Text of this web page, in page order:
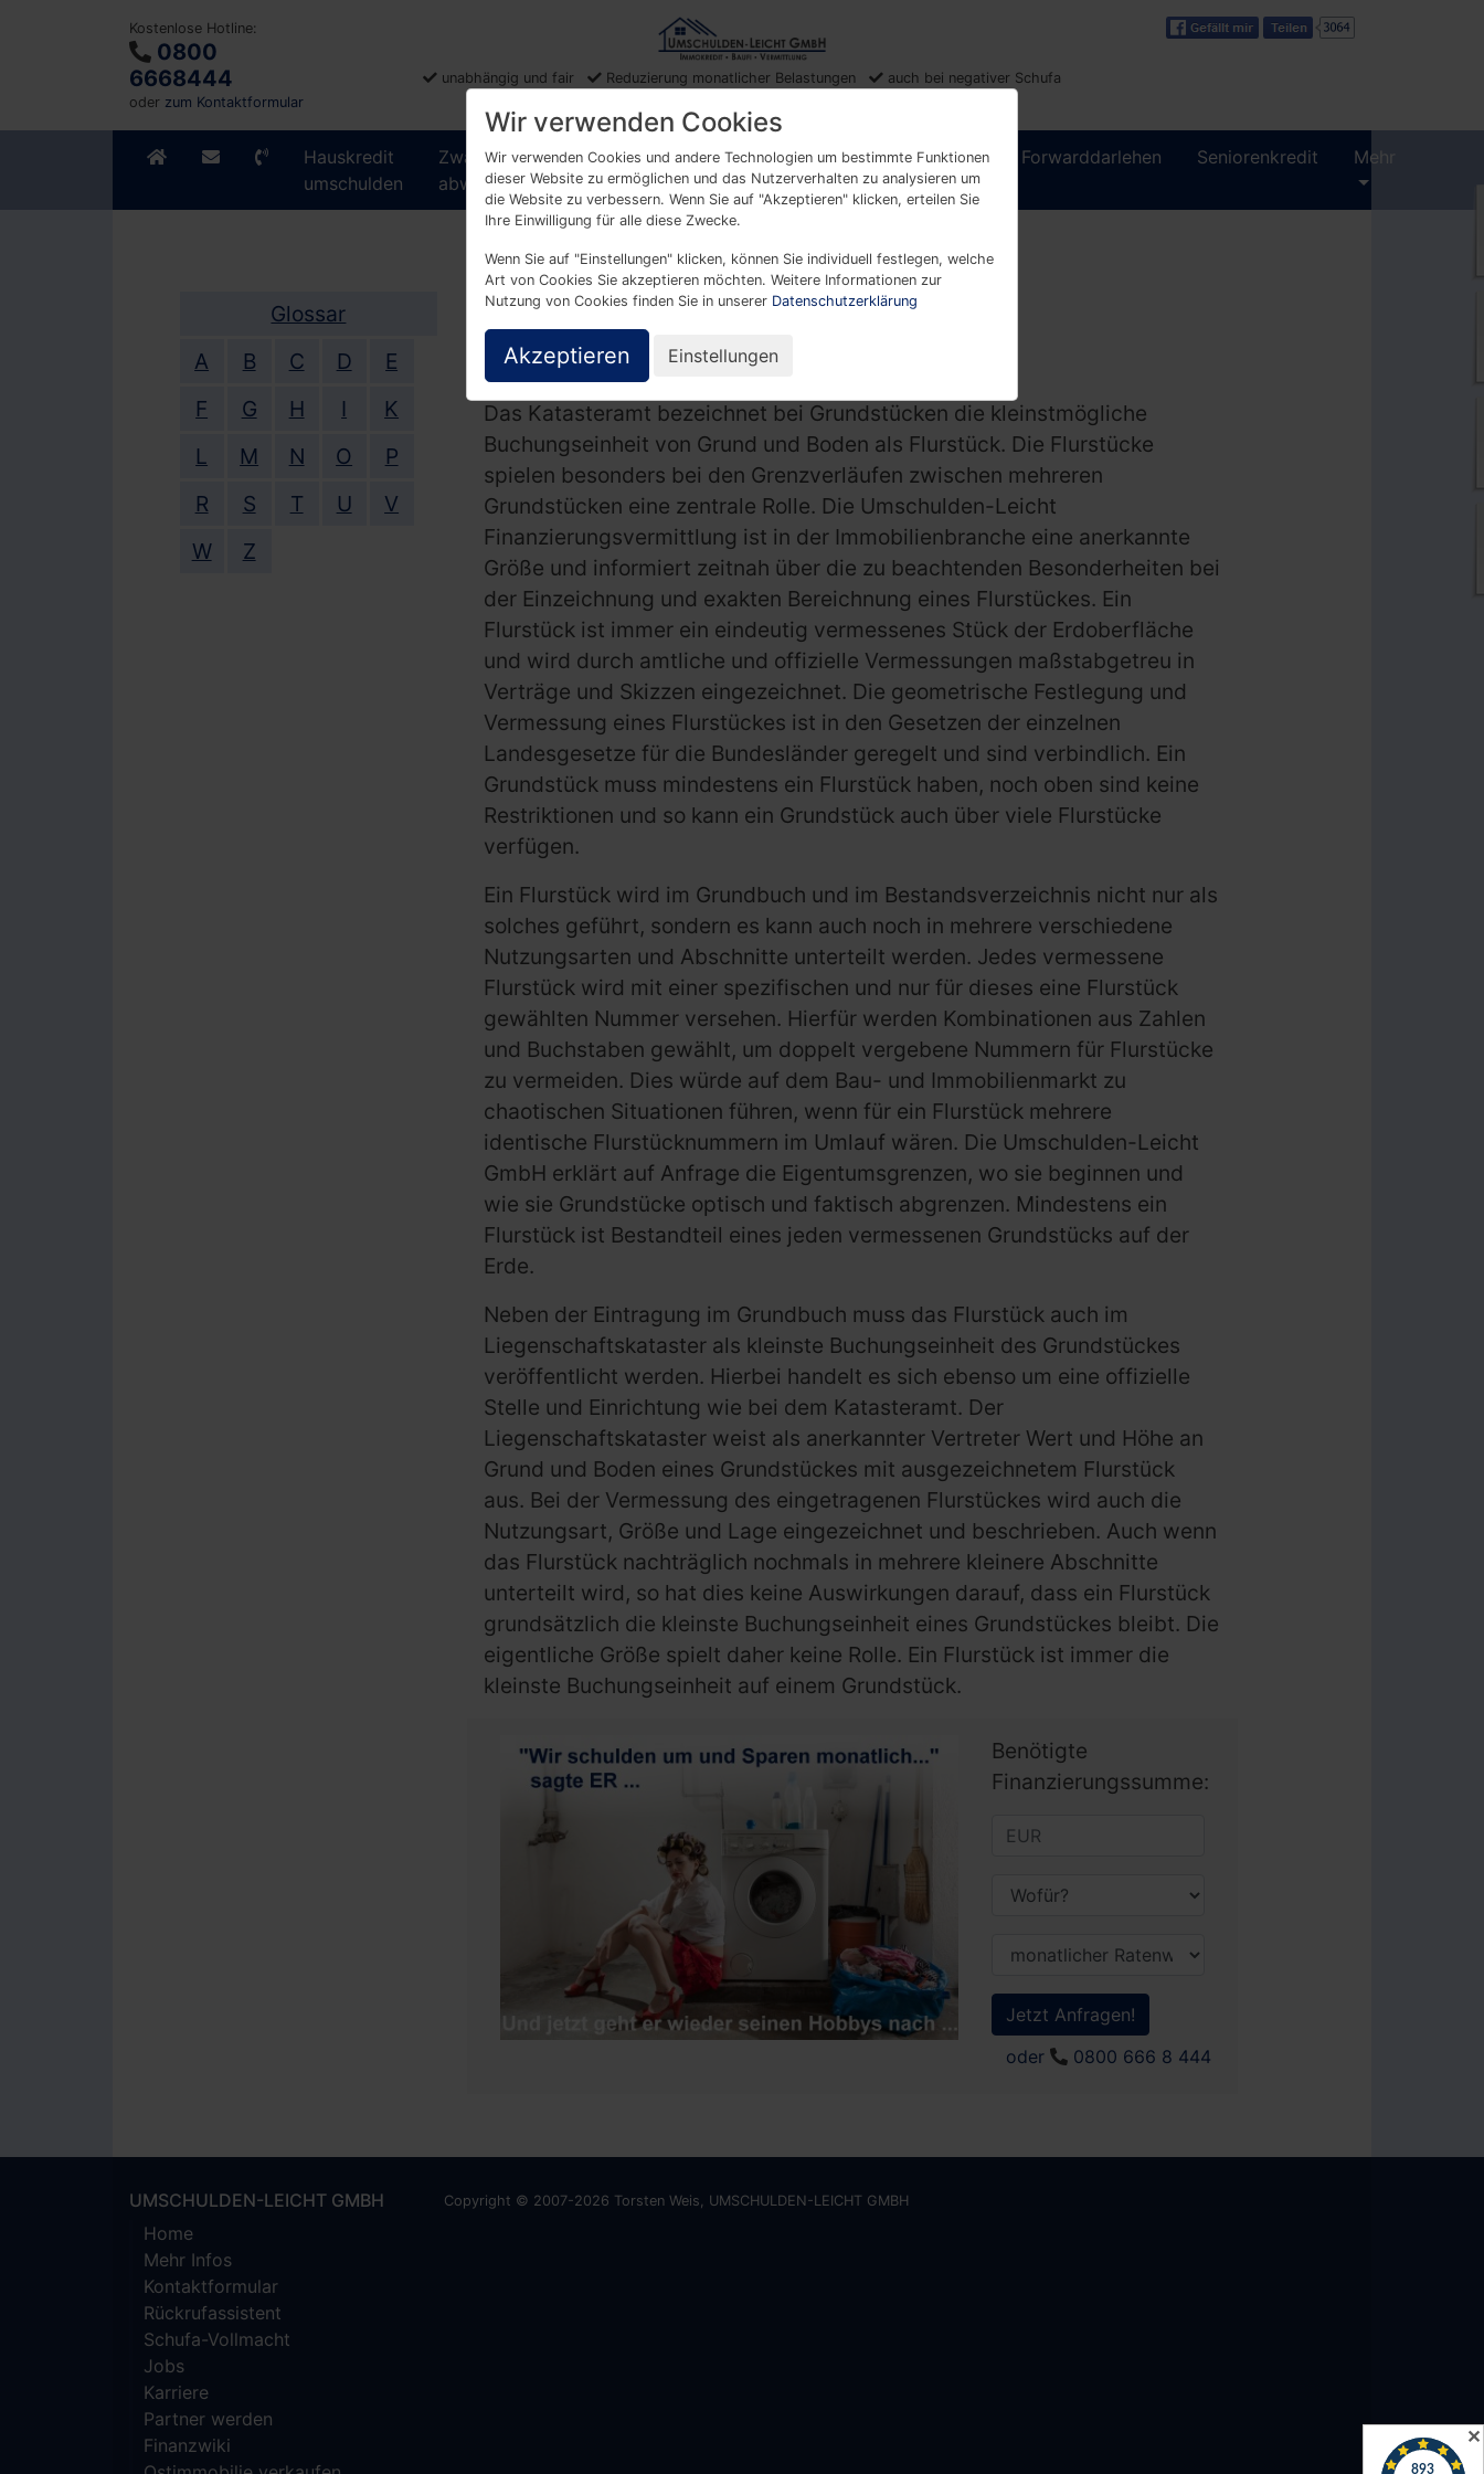
Kostenlose Hotline:
0800
6668444
oder zum Kontaktformular
unabhängig und fair Reduzierung monatlicher Belastungen auch bei negativer Schufa
Hauskredit
umschulden
Zwangsversteigerung
abwenden
Hauskauf ohne
Eigenkapital
Heimwerkerdarlehen Forwarddarlehen Seniorenkredit Mehr
Glossar
A
B C D
E
F
G H I
K
L
M N O
P
R
S T U
V
W
Z
Flurstück
Das Katasteramt bezeichnet bei Grundstücken die kleinstmögliche
Buchungseinheit von Grund und Boden als Flurstück. Die Flurstücke
spielen besonders bei den Grenzverläufen zwischen mehreren
Grundstücken eine zentrale Rolle. Die Umschulden-Leicht
Finanzierungsvermittlung ist in der Immobilienbranche eine anerkannte
Größe und informiert zeitnah über die zu beachtenden Besonderheiten bei
der Einzeichnung und exakten Bereichnung eines Flurstückes. Ein
Flurstück ist immer ein eindeutig vermessenes Stück der Erdoberfläche
und wird durch amtliche und offizielle Vermessungen maßstabgetreu in
Verträge und Skizzen eingezeichnet. Die geometrische Festlegung und
Vermessung eines Flurstückes ist in den Gesetzen der einzelnen
Landesgesetze für die Bundesländer geregelt und sind verbindlich. Ein
Grundstück muss mindestens ein Flurstück haben, noch oben sind keine
Restriktionen und so kann ein Grundstück auch über viele Flurstücke
verfügen.
Ein Flurstück wird im Grundbuch und im Bestandsverzeichnis nicht nur als
solches geführt, sondern es kann auch noch in mehrere verschiedene
Nutzungsarten und Abschnitte unterteilt werden. Jedes vermessene
Flurstück wird mit einer spezifischen und nur für dieses eine Flurstück
gewählten Nummer versehen. Hierfür werden Kombinationen aus Zahlen
und Buchstaben gewählt, um doppelt vergebene Nummern für Flurstücke
zu vermeiden. Dies würde auf dem Bau- und Immobilienmarkt zu
chaotischen Situationen führen, wenn für ein Flurstück mehrere
identische Flurstücknummern im Umlauf wären. Die Umschulden-Leicht
GmbH erklärt auf Anfrage die Eigentumsgrenzen, wo sie beginnen und
wie sie Grundstücke optisch und faktisch abgrenzen. Mindestens ein
Flurstück ist Bestandteil eines jeden vermessenen Grundstücks auf der
Erde.
Neben der Eintragung im Grundbuch muss das Flurstück auch im
Liegenschaftskataster als kleinste Buchungseinheit des Grundstückes
veröffentlicht werden. Hierbei handelt es sich ebenso um eine offizielle
Stelle und Einrichtung wie bei dem Katasteramt. Der
Liegenschaftskataster weist als anerkannter Vertreter Wert und Höhe an
Grund und Boden eines Grundstückes mit ausgezeichnetem Flurstück
aus. Bei der Vermessung des eingetragenen Flurstückes wird auch die
Nutzungsart, Größe und Lage eingezeichnet und beschrieben. Auch wenn
das Flurstück nachträglich nochmals in mehrere kleinere Abschnitte
unterteilt wird, so hat dies keine Auswirkungen darauf, dass ein Flurstück
grundsätzlich die kleinste Buchungseinheit eines Grundstückes bleibt. Die
eigentliche Größe spielt daher keine Rolle. Ein Flurstück ist immer die
kleinste Buchungseinheit auf einem Grundstück.
Benötigte
Finanzierungssumme:
Jetzt Anfragen!
oder
0800 666 8 444
UMSCHULDEN-LEICHT GMBH
Home
Mehr Infos
Kontaktformular
Rückrufassistent
Schufa-Vollmacht
Jobs
Karriere
Partner werden
Finanzwiki
Copyright © 2007-2026 Torsten Weis, UMSCHULDEN-LEICHT GMBH
Wir verwenden Cookies
Wir verwenden Cookies und andere Technologien um bestimmte Funktionen
dieser Website zu ermöglichen und das Nutzerverhalten zu analysieren um
die Website zu verbessern. Wenn Sie auf "Akzeptieren" klicken, erteilen Sie
Ihre Einwilligung für alle diese Zwecke.
Wenn Sie auf "Einstellungen" klicken, können Sie individuell festlegen, welche
Art von Cookies Sie akzeptieren möchten. Weitere Informationen zur
Nutzung von Cookies finden Sie in unserer Datenschutzerklärung
Akzeptieren Einstellungen
✕